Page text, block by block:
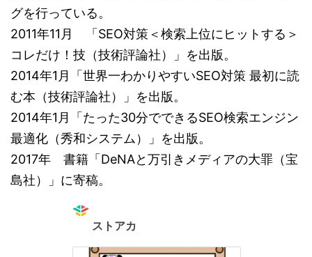
グを行っている。
2011年11月 「SEO対策＜検索上位にヒットする＞
コレだけ！技（技術評論社）」を出版。
2014年1月「世界一わかりやすいSEO対策 最初に読
む本（技術評論社）」を出版。
2014年1月「たった30分でできるSEO検索エンジン
最適化（秀和システム）」を出版。
2017年 書籍「DeNAと万引きメディアの大罪（宝
島社）」に寄稿。
ストアカ